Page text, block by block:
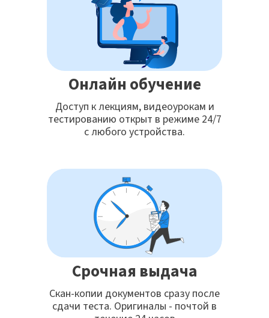
Онлайн обучение
Доступ к лекциям, видеоурокам и
тестированию открыт в режиме 24/7
с любого устройства.
Срочная выдача
Скан-копии документов сразу после
сдачи теста. Оригиналы - почтой в